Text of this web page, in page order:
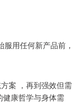
用任何新产品前，
案 ，再到强效但需
健康哲学与身体需